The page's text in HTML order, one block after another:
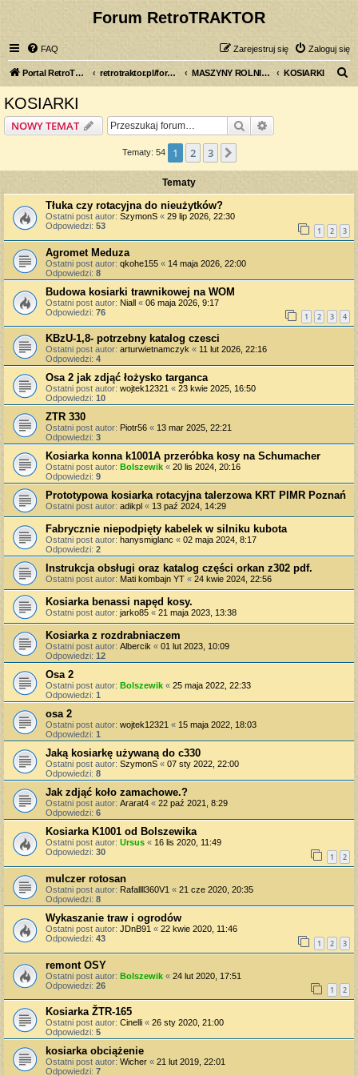
Forum RetroTRAKTOR
FAQ Zaloguj się
Zarejestruj się
Portal RetroTRAKTOR.pl retrotraktor.pl/forum MASZYNY ROLNICZE KOSIARKI
KOSIARKI
NOWY TEMAT Szukaj
Tematy: 54 1 2 3
Tematy
Tłuka czy rotacyjna do nieużytków?
Ostatni post autor: SzymonS « 29 lip 2026, 22:30
Odpowiedzi: 53 1 2 3
Agromet Meduza
Ostatni post autor: qkohe155 « 14 maja 2026, 22:00
Odpowiedzi: 8
Budowa kosiarki trawnikowej na WOM
Ostatni post autor: Niall « 06 maja 2026, 9:17
Odpowiedzi: 76 1 2 3 4
KBzU-1,8- potrzebny katalog czesci
Ostatni post autor: arturwietnamczyk « 11 lut 2026, 22:16
Odpowiedzi: 4
Osa 2 jak zdjąć łożysko targanca
Ostatni post autor: wojtek12321 « 23 kwie 2025, 16:50
Odpowiedzi: 10
ZTR 330
Ostatni post autor: Piotr56 « 13 mar 2025, 22:21
Odpowiedzi: 3
Kosiarka konna k1001A przeróbka kosy na Schumacher
Ostatni post autor: Bolszewik « 20 lis 2024, 20:16
Odpowiedzi: 9
Prototypowa kosiarka rotacyjna talerzowa KRT PIMR Poznań
Ostatni post autor: adikpl « 13 paź 2024, 14:29
Fabrycznie niepodpięty kabelek w silniku kubota
Ostatni post autor: hanysmiglanc « 02 maja 2024, 8:17
Odpowiedzi: 2
Instrukcja obsługi oraz katalog części orkan z302 pdf.
Ostatni post autor: Mati kombajn YT « 24 kwie 2024, 22:56
Kosiarka benassi napęd kosy.
Ostatni post autor: jarko85 « 21 maja 2023, 13:38
Kosiarka z rozdrabniaczem
Ostatni post autor: Albercik « 01 lut 2023, 10:09
Odpowiedzi: 12
Osa 2
Ostatni post autor: Bolszewik « 25 maja 2022, 22:33
Odpowiedzi: 1
osa 2
Ostatni post autor: wojtek12321 « 15 maja 2022, 18:03
Odpowiedzi: 1
Jaką kosiarkę używaną do c330
Ostatni post autor: SzymonS « 07 sty 2022, 22:00
Odpowiedzi: 8
Jak zdjąć koło zamachowe.?
Ostatni post autor: Ararat4 « 22 paź 2021, 8:29
Odpowiedzi: 6
Kosiarka K1001 od Bolszewika
Ostatni post autor: Ursus « 16 lis 2020, 11:49
Odpowiedzi: 30 1 2
mulczer rotosan
Ostatni post autor: Rafallll360V1 « 21 cze 2020, 20:35
Odpowiedzi: 8
Wykaszanie traw i ogrodów
Ostatni post autor: JDnB91 « 22 kwie 2020, 11:46
Odpowiedzi: 43 1 2 3
remont OSY
Ostatni post autor: Bolszewik « 24 lut 2020, 17:51
Odpowiedzi: 26 1 2
Kosiarka ŽTR-165
Ostatni post autor: Cinelli « 26 sty 2020, 21:00
Odpowiedzi: 5
kosiarka obciążenie
Ostatni post autor: Wicher « 21 lut 2019, 22:01
Odpowiedzi: 7